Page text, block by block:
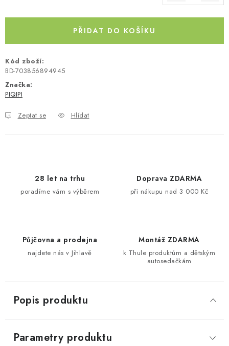
Napište nám
Reklamace
Obchodní podmínky
PŘIDAT DO KOŠÍKU
Kód zboží:
BD-703856894945
Značka:
PIQIPI
Zeptat se Hlídat
28 let na trhu
poradíme vám s výběrem
Doprava ZDARMA
při nákupu nad 3 000 Kč
Půjčovna a prodejna
najdete nás v Jihlavě
Montáž ZDARMA
k Thule produktům a dětským
autosedačkám
Popis produktu
Parametry produktu